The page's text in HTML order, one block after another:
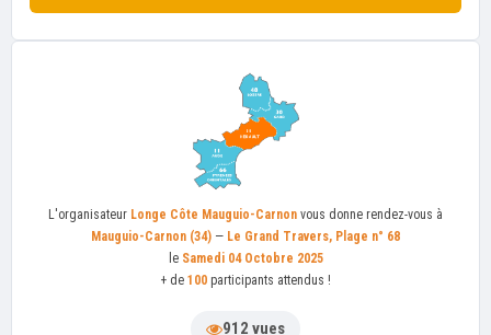
L'organisateur Longe Côte Mauguio-Carnon vous donne rendez-vous à
Mauguio-Carnon (34) — Le Grand Travers, Plage n° 68
le Samedi 04 Octobre 2025
+ de 100 participants attendus !
912 vues